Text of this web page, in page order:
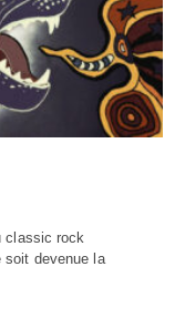
classic rock
soit devenue la